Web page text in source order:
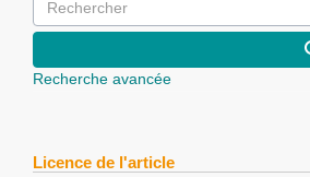
Recherche avancée
Licence de l'article